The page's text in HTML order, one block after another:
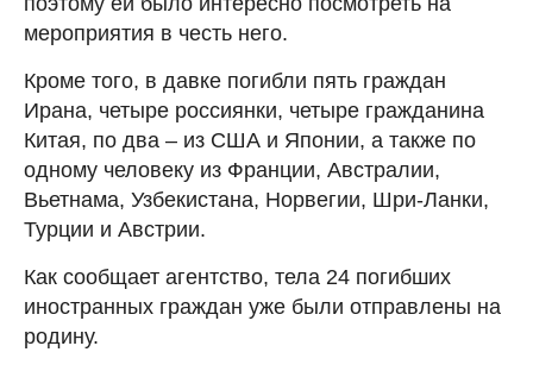
мероприятия в честь него.
Кроме того, в давке погибли пять граждан
Ирана, четыре россиянки, четыре гражданина
Китая, по два – из США и Японии, а также по
одному человеку из Франции, Австралии,
Вьетнама, Узбекистана, Норвегии, Шри-Ланки,
Турции и Австрии.
Как сообщает агентство, тела 24 погибших
иностранных граждан уже были отправлены на
родину.